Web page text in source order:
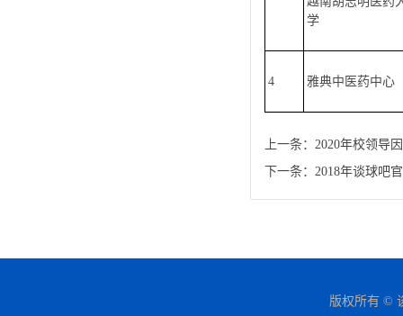
学
4 雅典中医药中心
上一条： 2020年校领导
下一条： 2018年谈球吧
版权所有 ©